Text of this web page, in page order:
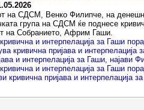
на СДСМ, Венко Филипче, на
група на СДСМ ќе поднесе
на Собранието, Африм Гаши.